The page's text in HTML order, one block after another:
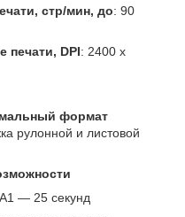
стр/мин, до: 90
печати, DPI: 2400 x
формат
рулонной и листовой
— 25 секунд